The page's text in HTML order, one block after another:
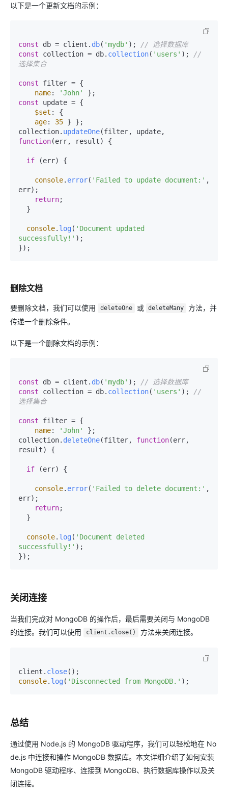
以下是一个更新文档的示例：
const db = client. db( 'mydb' );
// 选择数据库
const collection = db. collection( 'users' );
//
选择集合
const filter = {
name: 'John'
const update = {
$set : {
age: 35 } };
collection. updateOne
function(err, result) {
if (err) {
console. error( 'Failed to update document:' ,
err);
return;
console. log ( 'Document updated
successfully!' );
删除文档
要删除文档，我们可以使用 deleteOne 或 deleteMany
方法，并
传递一个删除条件。
以下是一个删除文档的示例：
const db = client. db( 'mydb' );
// 选择数据库
const collection = db. collection( 'users' );
//
选择集合
const filter = {
name: 'John'
};
collection. deleteOne(filter, function(err,
result) {
if (err) {
console. error( 'Failed to delete document:' ,
err);
return;
console. log ( 'Document deleted
successfully!' );
关闭连接
当我们完成对 MongoDB 的操作后，最后需要关闭与 MongoDB
的连接。我们可以使用
client.close() 方法来关闭连接。
client. close
console. log ( 'Disconnected from MongoDB.'
总结
通过使用 Node.js 的 MongoDB 驱动程序，我们可以轻松地在 No
de.js 中连接和操作 MongoDB 数据库。本文详细介绍了如何安装
MongoDB 驱动程序、连接到 MongoDB、执行数据库操作以及关
闭连接。